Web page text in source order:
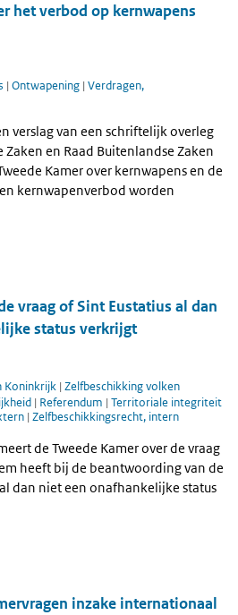
het verbod op kernwapens
| Ontwapening | Verdragen,
verslag van een schriftelijk overleg
Zaken en Raad Buitenlandse Zaken
Kamer over kernwapens en de
kernwapenverbod worden
vraag of Sint Eustatius al dan
status verkrijgt
Koninkrijk | Zelfbeschikking volken
| Referendum | Territoriale integriteit
| Zelfbeschikkingsrecht, intern
de Tweede Kamer over de vraag
heeft bij de beantwoording van de
dan niet een onafhankelijke status
inzake internationaal